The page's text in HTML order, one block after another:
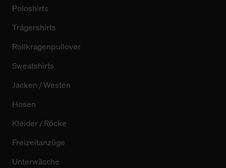
Poloshirts
Trägershirts
Rollkragenpullover
Sweatshirts
Jacken / Westen
Hosen
Kleider / Röcke
Freizeitanzüge
Unterwäsche